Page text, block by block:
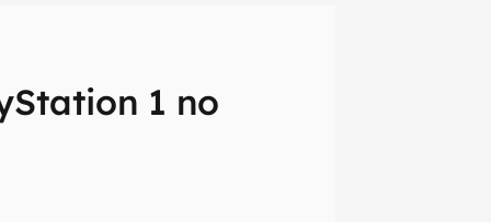
1 no
primeira